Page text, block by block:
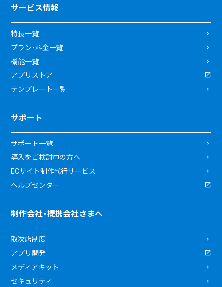
サービス情報
特長一覧
プラン・料金一覧
機能一覧
アプリストア
テンプレート一覧
サポート
サポート一覧
導入をご検討中の方へ
ECサイト制作代行サービス
ヘルプセンター
制作会社・提携会社さまへ
取次店制度
アプリ開発
メディアキット
セキュリティ